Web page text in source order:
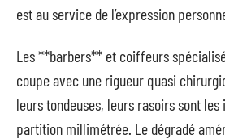
est au service de l’expression
Les **barbers** et coiffeurs
coupe avec une rigueur quasi
leurs tondeuses, leurs rasoirs sont les
partition millimétrée. Le dégradé